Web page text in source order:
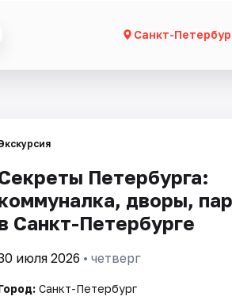
Санкт-
Петербурга:
дворы,
Санкт-Петербурге
июля 2026 • четверг
Санкт-Петербург